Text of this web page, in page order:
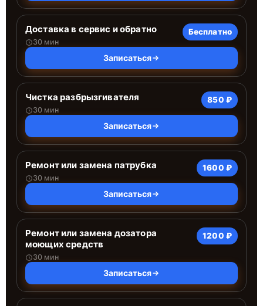
Доставка в сервис и обратно
30 мин
Бесплатно
Записаться
Чистка разбрызгивателя
30 мин
850 ₽
Записаться
Ремонт или замена патрубка
30 мин
1600 ₽
Записаться
Ремонт или замена дозатора
моющих средств
30 мин
1200 ₽
Записаться